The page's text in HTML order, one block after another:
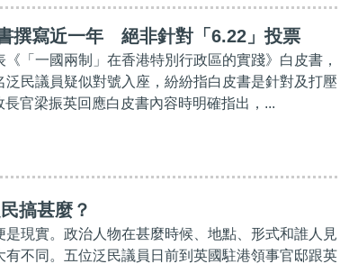
撰寫近一年 絕非針對「6.22」投票
「一國兩制」在香港特別行政區的實踐》白皮書，
泛民議員疑似對號入座，紛紛指白皮書是針對及打壓
官梁振英回應白皮書內容時明確指出，...
搞甚麼？
現實。政治人物在甚麼時候、地點、形式和誰人見
不同。五位泛民議員日前到英國駐港領事官邸跟英